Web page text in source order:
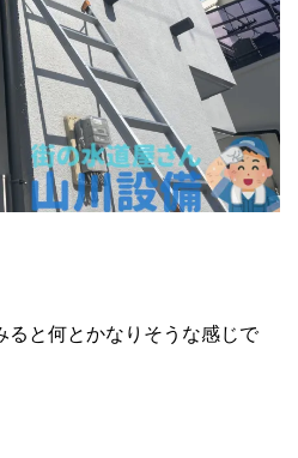
ると何とかなりそうな感じで